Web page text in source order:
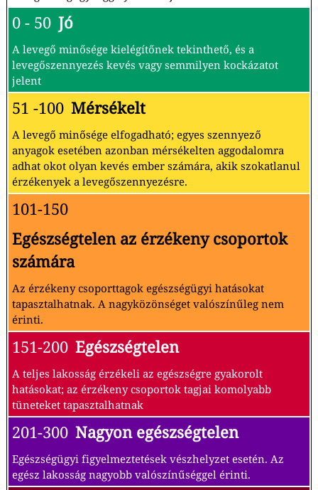
0 - 50 Jó
A levegő minősége kielégítőnek tekinthető, és a
levegőszennyezés kevés vagy semmilyen kockázatot
jelent
51 -100 Mérsékelt
A levegő minősége elfogadható; egyes szennyező
anyagok esetében azonban mérsékelten aggodalomra
adhat okot olyan kevés ember számára, akik szokatlanul
érzékenyek a levegőszennyezésre.
101-150
Egészségtelen az érzékeny csoportok
számára
Az érzékeny csoporttagok egészségügyi hatásokat
tapasztalhatnak. A nagyközönséget valószínűleg nem
érinti.
151-200 Egészségtelen
A teljes lakosság érzékeli az egészségre gyakorolt
hatásokat; az érzékeny csoportok tagjai komolyabb
tüneteket tapasztalhatnak
201-300 Nagyon egészségtelen
Egészségügyi figyelmeztetések vészhelyzet esetén. Az
egész lakosság nagyobb valószínűséggel érinti.